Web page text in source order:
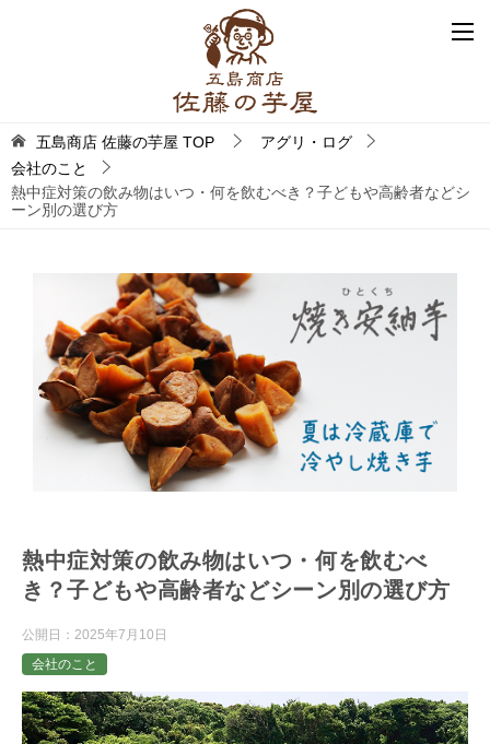
五島商店 佐藤の芋屋 TOP
アグリ・ログ
会社のこと
熱中症対策の飲み物はいつ・何を飲むべき？子どもや高齢者などシ
ーン別の選び方
熱中症対策の飲み物はいつ・何を飲むべ
き？子どもや高齢者などシーン別の選び方
公開日： 2025年7月10日
会社のこと